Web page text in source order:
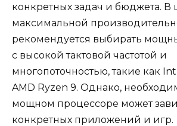
конкретных задач и бюджета. В
максимальной
рекомендуется выбирать
с высокой тактовой частотой и
многопоточностью, такие как
AMD Ryzen 9. Однако,
мощном процессоре может
конкретных приложений и игр.